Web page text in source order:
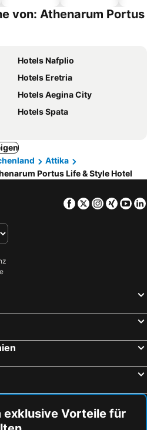
von: Athenarum Portus
Hotels Nafplio
Hotels Eretria
Hotels Aegina City
Hotels Spata
Attika
Portus Life & Style Hotel
Facebook
TwitterXing
exklusive Vorteile für